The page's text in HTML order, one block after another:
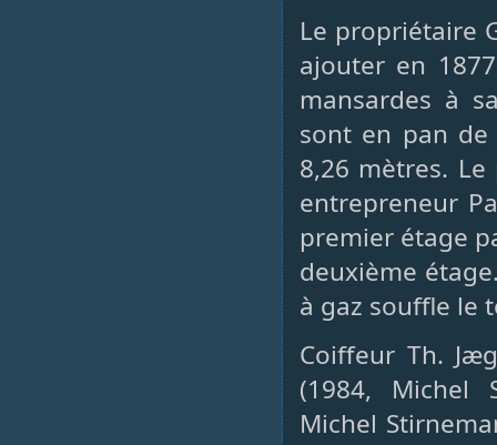
Le propriétaire
ajouter en
mansardes à
sont en pan
8,26 mètres.
entrepreneur
premier étage
deuxième
à gaz souffle le
Coiffeur Th.
(1984, Michel
Michel